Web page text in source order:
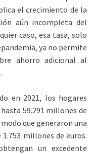
el crecimiento de la
aún incompleta del
caso, esa tasa, solo
ya no permite
ahorro adicional al
en 2021, los hogares
59.291 millones de
que generaron una
millones de euros.
un excedente